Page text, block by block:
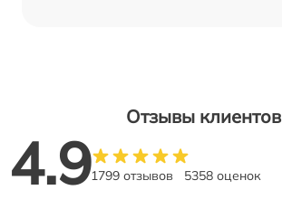
Отзывы клиентов
4.91799 отзывов 5358 оценок